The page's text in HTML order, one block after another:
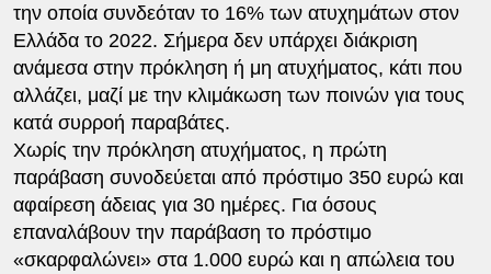
την οποία συνδεόταν το 16% των ατυχημάτων στον
Ελλάδα το 2022. Σήμερα δεν υπάρχει διάκριση
ανάμεσα στην πρόκληση ή μη ατυχήματος, κάτι που
αλλάζει, μαζί με την κλιμάκωση των ποινών για τους
κατά συρροή παραβάτες.
Χωρίς την πρόκληση ατυχήματος, η πρώτη
παράβαση συνοδεύεται από πρόστιμο 350 ευρώ και
αφαίρεση άδειας για 30 ημέρες. Για όσους
επαναλάβουν την παράβαση το πρόστιμο
«σκαρφαλώνει» στα 1.000 ευρώ και η απώλεια του